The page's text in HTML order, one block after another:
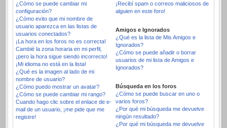
¿Cómo se puede cambiar mi
configuración?
¿Cómo evito que mi nombre de
usuario aparezca en las listas de
usuarios conectados?
¡La hora en los foros no es correcta!
Cambié la zona horaria en mi perfil,
¡pero la hora sigue siendo incorrecto!
¡Mi idioma no está en la lista!
¿Qué es la imagen al lado de mi
nombre de usuario?
¿Cómo puedo mostrar un avatar?
¿Cómo se puede cambiar mi rango?
Cuando hago clic sobre el enlace de e-
mail de un usuario, ¡me pide que me
registre!
¡Recibí spam o correos maliciosos de
alguien en este foro!
Amigos e Ignorados
¿Qué es la lista de Mis Amigos e
Ignorados?
¿Cómo se puede añadir o borrar
usuarios de mi lista de Amigos e
Ignorados?
Búsqueda en los foros
¿Cómo se puede buscar en uno o
varios foros?
¿Por qué mi búsqueda me devuelve
ningún resultado?
¿Por qué mi búsqueda me devuelve